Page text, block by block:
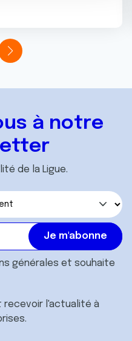
vous leur avez fournies
votre utilisation de leurs
à notre
de la Ligue.
générales et souhaite
recevoir l'actualité à